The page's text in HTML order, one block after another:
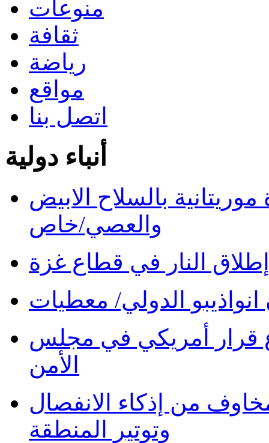
منوعات
ثقافة
رياضة
مواقع
اتصل بنا
أنباء دولية
بالسلاح الابيض
والعصي/خاص
النار في قطاع غزة
الدولي/ معطيات
قرار أمريكي في مجلس
الأمن
من إذكاء الانفصال
وتوتير المنطقة